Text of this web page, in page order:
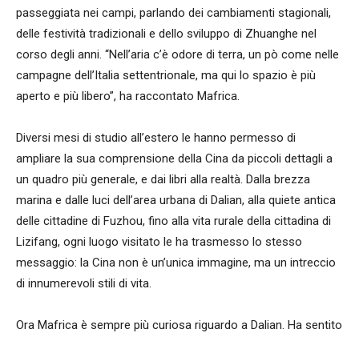
passeggiata nei campi, parlando dei cambiamenti stagionali,
delle festività tradizionali e dello sviluppo di Zhuanghe nel
corso degli anni. “Nell’aria c’è odore di terra, un pò come nelle
campagne dell’Italia settentrionale, ma qui lo spazio è più
aperto e più libero”, ha raccontato Mafrica.
Diversi mesi di studio all’estero le hanno permesso di
ampliare la sua comprensione della Cina da piccoli dettagli a
un quadro più generale, e dai libri alla realtà. Dalla brezza
marina e dalle luci dell’area urbana di Dalian, alla quiete antica
delle cittadine di Fuzhou, fino alla vita rurale della cittadina di
Lizifang, ogni luogo visitato le ha trasmesso lo stesso
messaggio: la Cina non è un’unica immagine, ma un intreccio
di innumerevoli stili di vita.
Ora Mafrica è sempre più curiosa riguardo a Dalian. Ha sentito